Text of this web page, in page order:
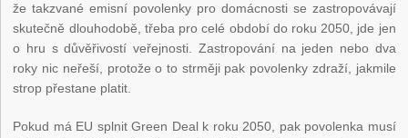
že takzvané emisní povolenky pro domácnosti se zastropovávají
skutečně dlouhodobě, třeba pro celé období do roku 2050, jde jen
o hru s důvěřivostí veřejnosti. Zastropování na jeden nebo dva
roky nic neřeší, protože o to strměji pak povolenky zdraží, jakmile
strop přestane platit.
Pokud má EU splnit Green Deal k roku 2050, pak povolenka musí